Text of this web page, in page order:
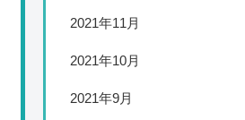
2021年11月
2021年10月
2021年9月